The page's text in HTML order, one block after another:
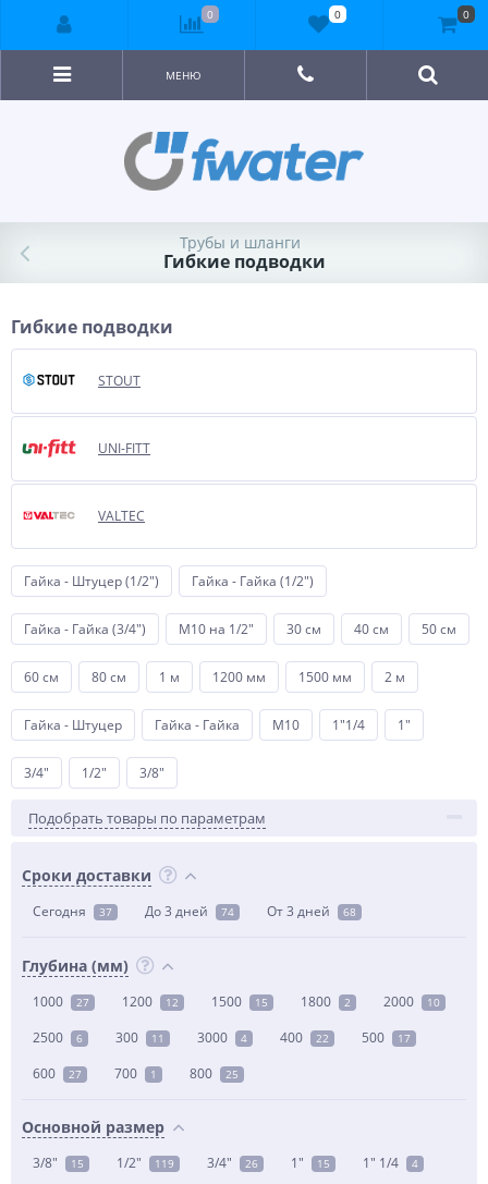
МЕНЮ
Трубы и шланги
Гибкие подводки
Гибкие подводки
STOUT
UNI-FITT
VALTEC
Гайка - Штуцер (1/2") Гайка - Гайка (1/2")
Гайка - Гайка (3/4") М10 на 1/2" 30 см 40 см 50 см
60 см 80 см 1 м 1200 мм 1500 мм 2 м
Гайка - Штуцер Гайка - Гайка М10 1"1/4 1"
3/4" 1/2" 3/8"
Подобрать товары по параметрам
Сроки доставки
Сегодня 37 До 3 дней 74 От 3 дней 68
Глубина (мм)
1000 27 1200 12 1500 15 1800 2 2000 10
2500 6 300 11 3000 4 400 22 500 17
600 27 700 1 800 25
Основной размер
3/8" 15 1/2" 119 3/4" 26 1" 15 1" 1/4 4
0 0 0